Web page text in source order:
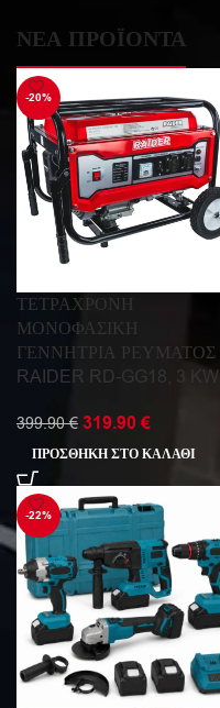
ΝΕΑ ΠΡΟΪΟΝΤΑ
-20%
ΤΕΤΡΑΧΡΟΝΗ
ΜΟΝΟΦΑΣΙΚΗ
ΓΕΝΝΗΤΡΙΑ ΡΕΥΜΑΤΟΣ
RAIDER RD-GG18, 3 KW
399.90€ 319.90€
ΠΡΟΣΘΉΚΗ ΣΤΟ ΚΑΛΆΘΙ
-22%